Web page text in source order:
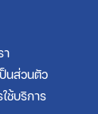
า
นส่วนตัว
ช้บริการ